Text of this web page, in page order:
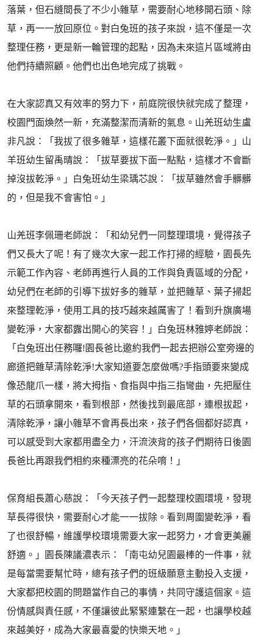
落葉，但石縫間長了不少小雜草，需要耐心地移開石頭、除
草，再一一放回原位。對白兔班的孩子來說，這不僅是一次
整理任務，更是新一輪管理的起點，因為未來這片區域將由
他們持續照顧。他們也出色地完成了挑戰。
在大家認真又有效率的努力下，前庭院很快就完成了整理，
校園門面煥然一新，充滿整潔而清新的氣息。山羌班幼生盧
非凡說：「我拔了很多雜草，這樣花叢下面就很乾淨。」山
羊班幼生留禹晴說：「拔草要拔下面一點點，這樣才不會斷
掉沒拔乾淨。」白兔班幼生梁瑀芯說：「拔草雖然會手髒髒
的，但是我不會害怕。」
山羌班李佩珊老師說：「和幼兒們一同整理環境，覺得孩子
們又長大了呢！有了幾次大家一起工作打掃的經驗，園長先
示範工作內容、老師再進行人員的工作與負責區域的分配，
幼兒們在老師的引導下拔好多的雜草，並把雜草、葉子掃起
來整理乾淨，使用工具的技巧越來越厲害了！看到升旗廣場
變乾淨，大家都露出開心的笑容！」白兔班林雅婷老師說：
「白兔班出任務囉!園長爸比邀約我們一起去把辦公室旁邊的
廊道把雜草清除乾淨!大家知道要怎麼做嗎?手指頭要來變成
像恐龍爪一樣，將大拇指、食指與中指三指彎曲，先把壓住
草的石頭拿開來，看到根部，然後找到最底部，連根拔起，
清除乾淨，讓小雜草不會再長出來，孩子們各個都好認真，
可以感受到大家都用盡全力，汗流浹背的孩子們期待日後園
長爸比再跟我們相約來種漂亮的花朵唷！」
保育組長蕭心慈說：「今天孩子們一起整理校園環境，發現
草長得很快，需要耐心才能一一拔除。看到周圍變乾淨，看
了也很舒暢，維護學校環境需要大家一起努力，才會更美麗
舒適。」園長陳議濃表示：「南屯幼兒園最棒的一件事，就
是每當需要幫忙時，總有孩子們的班級願意主動投入支援，
大家都把校園的問題當作自己的事情，共同守護這個家。這
份情感與責任感，不僅讓彼此緊緊連繫在一起，也讓學校越
來越美好，成為大家最喜愛的快樂天地。」